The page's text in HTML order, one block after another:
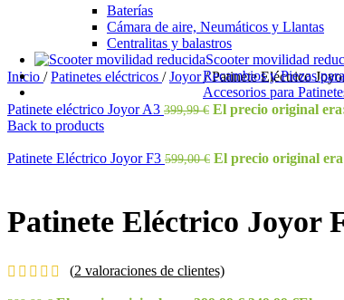
Baterías
Cámara de aire, Neumáticos y Llantas
Centralitas y balastros
Scooter movilidad
Recambios y Piezas
Accesorios para
Inicio / Patinetes eléctricos / Joyor/ Patinete Eléctrico
Patinete eléctrico Joyor A3 399,99€ El precio original
Back to products
Patinete Eléctrico Joyor F3 599,00€ El precio original
Patinete Eléctrico Joyor
(2 valoraciones de clientes)